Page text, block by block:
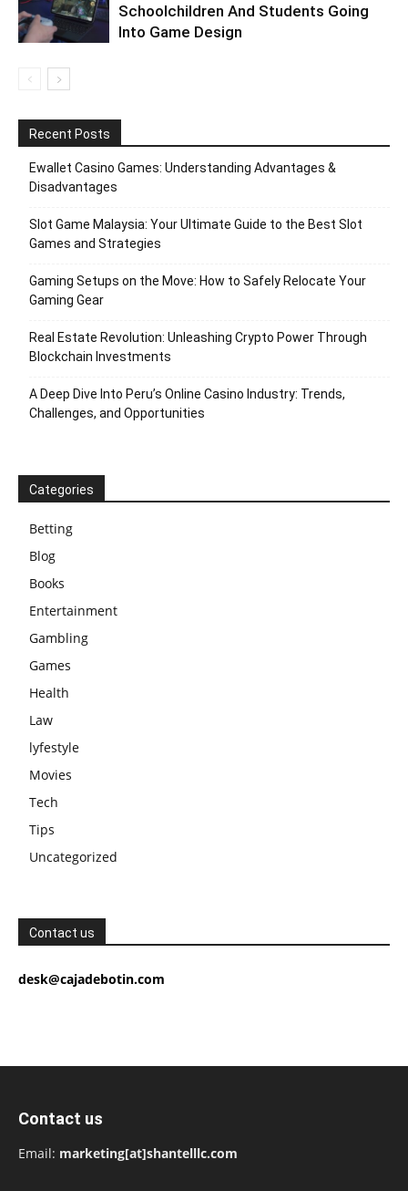
Schoolchildren And Students Going
Into Game Design
Recent Posts
Ewallet Casino Games: Understanding Advantages &
Disadvantages
Slot Game Malaysia: Your Ultimate Guide to the Best Slot
Games and Strategies
Gaming Setups on the Move: How to Safely Relocate Your
Gaming Gear
Real Estate Revolution: Unleashing Crypto Power Through
Blockchain Investments
A Deep Dive Into Peru’s Online Casino Industry: Trends,
Challenges, and Opportunities
Categories
Betting
Blog
Books
Entertainment
Gambling
Games
Health
Law
lyfestyle
Movies
Tech
Tips
Uncategorized
Contact us
desk@cajadebotin.com
Contact us
Email: marketing[at]shantelllc.com